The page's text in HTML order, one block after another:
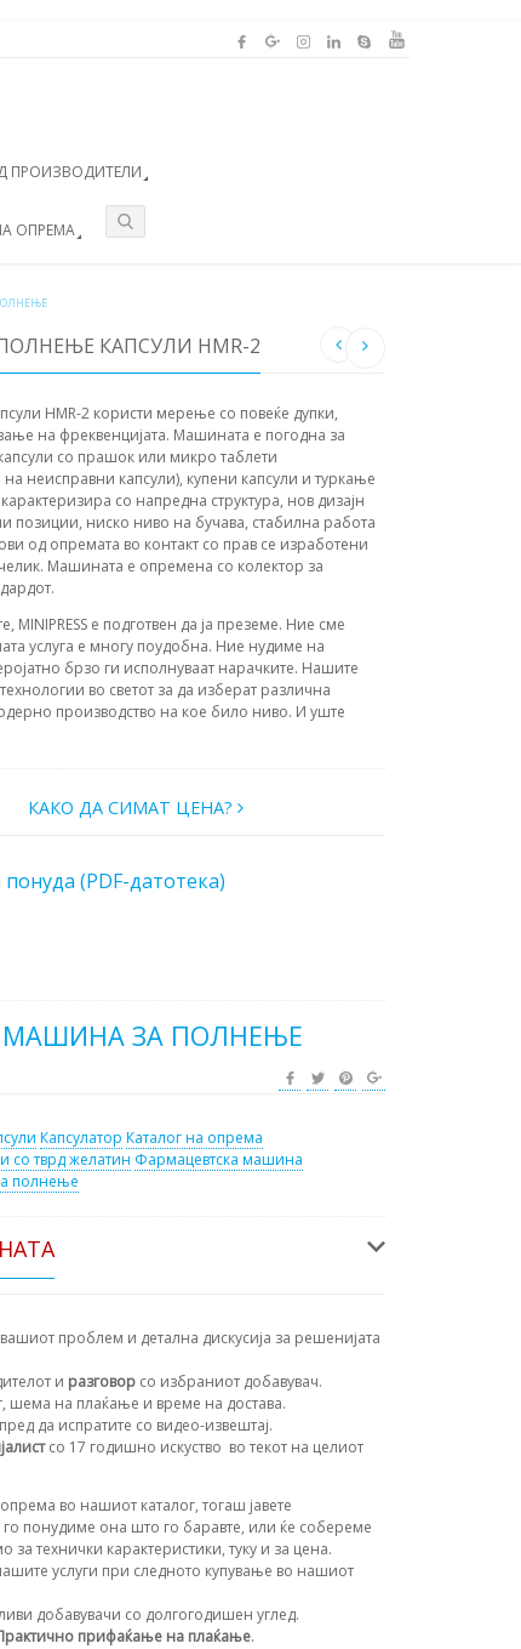
ПРОИЗВОДИТЕЛИ
ОПРЕМА
КАПСУЛИ HMR-2
HMR-2 користи мерење со повеќе дупки,
на фреквенцијата. Машината е погодна за
со прашок или микро таблети
неисправни капсули), купени капсули и туркање
со напредна структура, нов дизајн
позиции, ниско ниво на бучава, стабилна работа
од опремата во контакт со прав се изработени
Машината е опремена со колектор за
MINIPRESS е подготвен да ја преземе. Ние сме
услуга е многу поудобна. Ние нудиме на
брзо ги исполнуваат нарачките. Нашите
во светот за да изберат различна
производство на кое било ниво. И уште
КАКО ДА СИМАТ ЦЕНА?
(PDF-датотека)
МАШИНА ЗА ПОЛНЕЊЕ
Капсулатор Каталог на опрема
со тврд желатин Фармацевтска машина
полнење
вашиот проблем и детална дискусија за решенијата
и разговор со избраниот добавувач.
шема на плаќање и време на достава.
пред да испратите со видео-извештај.
со 17 годишно искуство во текот на целиот
во нашиот каталог, тогаш јавете
понудиме она што го баравте, или ќе собереме
технички карактеристики, туку и за цена.
услуги при следното купување во нашиот
добавувачи со долгогодишен углед.
прифаќање на плаќање.